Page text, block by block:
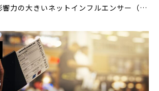
力の大きいネットインフルエンサー（い
応酬を発端とする。強い言葉を